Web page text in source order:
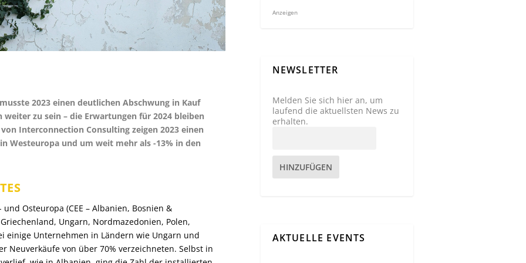
2023 einen deutlichen Abschwung in Kauf
zu sein – die Erwartungen für 2024 bleiben
Interconnection Consulting zeigen 2023 einen
Westeuropa und um weit mehr als -13% in den
Osteuropa (CEE – Albanien, Bosnien &
Ungarn, Nordmazedonien, Polen,
einige Unternehmen in Ländern wie Ungarn und
Neuverkäufe von über 70% verzeichneten. Selbst in
Anzeigen
NEWSLETTER
Melden Sie sich hier an, um
laufend die aktuellsten News zu
erhalten.
HINZUFÜGEN
AKTUELLE EVENTS